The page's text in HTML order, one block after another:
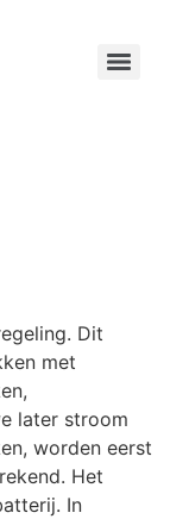
Dit
met
later stroom
worden eerst
Het
In